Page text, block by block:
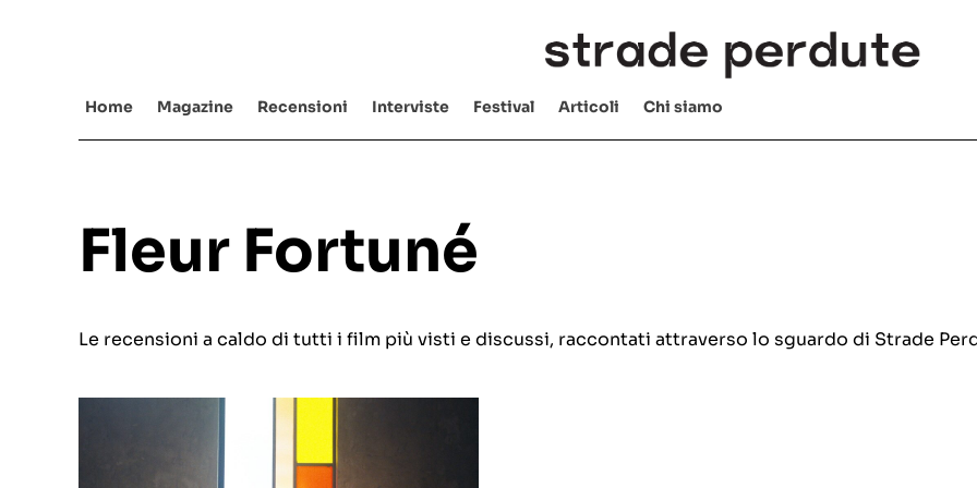
Home Magazine Recensioni Interviste Festival Articoli Chi siamo
Fleur Fortuné
Le recensioni a caldo di tutti i film più visti e discussi, raccontati attraverso lo sguardo di Strade